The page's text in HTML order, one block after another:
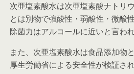
次亜塩素酸水は次亜塩素酸ナトリ
とは別物で強酸性・弱酸性・微酸
除菌力はアルコールに近いと言われ
また、次亜塩素酸水は食品添加物
厚生労働省による安全性が検証され